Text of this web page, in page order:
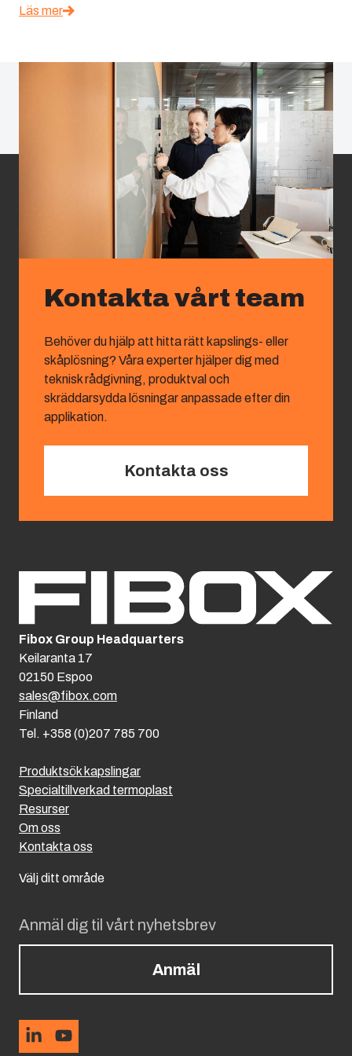
Läs mer
Kontakta vårt team
Behöver du hjälp att hitta rätt kapslings- eller
skåplösning? Våra experter hjälper dig med
teknisk rådgivning, produktval och
skräddarsydda lösningar anpassade efter din
applikation.
Kontakta oss
Anmäl dig til vårt nyhetsbrev
Anmäl
Produktsök kapslingar
Specialtillverkad termoplast
Resurser
Om oss
Kontakta oss
Välj ditt område
Fibox Group Headquarters
Keilaranta 17
02150 Espoo
sales@fibox.com
Finland
Tel. +358 (0)207 785 700